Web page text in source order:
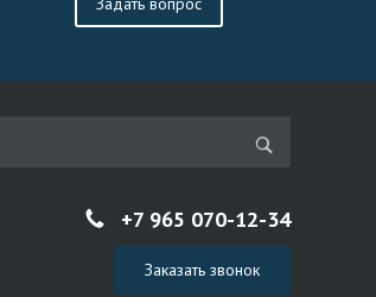
+7 965 070-12-34
Заказать звонок